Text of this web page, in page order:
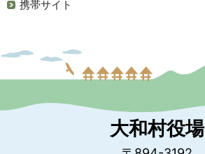
携帯サイト
大和村役場